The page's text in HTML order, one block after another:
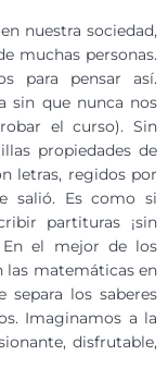
nuestra sociedad,
muchas personas.
para pensar así.
sin que nunca nos
el curso). Sin
propiedades de
letras, regidos por
salió. Es como si
partituras ¡sin
el mejor de los
las matemáticas en
separa los saberes
Imaginamos a la
disfrutable,